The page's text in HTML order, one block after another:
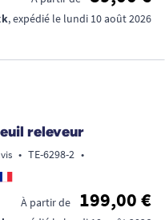
, expédié le lundi 10 août 2026
releveur
• TE-6298-2 •
À partir de
199,00 €